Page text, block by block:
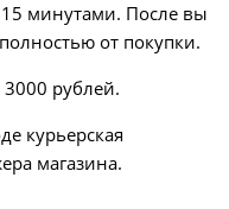
минутами. После вы
от покупки.
3000 рублей.
курьерская
магазина.